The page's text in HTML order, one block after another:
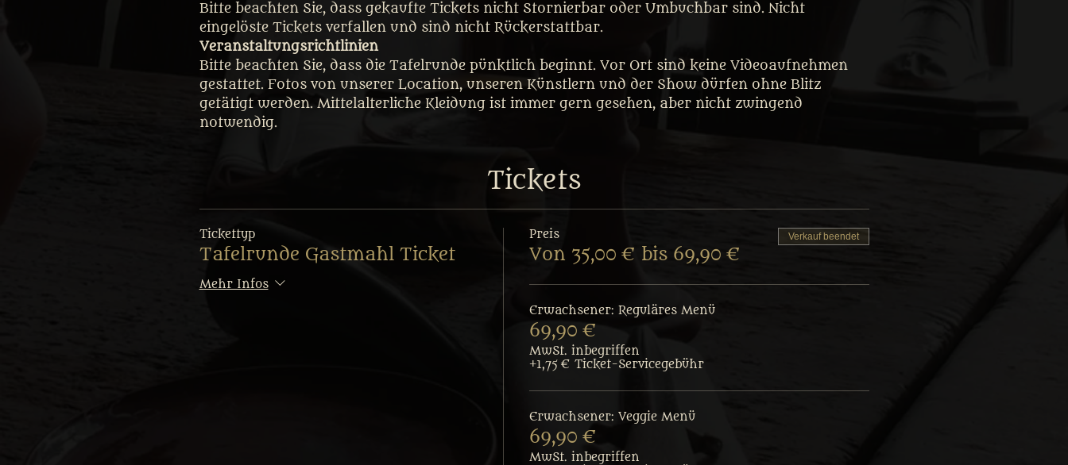
Bitte beachten Sie, dass gekaufte Tickets nicht Stornierbar oder Umbuchbar sind. Nicht
eingelöste Tickets verfallen und sind nicht Rückerstattbar.
Veranstaltungsrichtlinien
Bitte beachten Sie, dass die Tafelrunde pünktlich beginnt. Vor Ort sind keine Videoaufnehmen
gestattet. Fotos von unserer Location, unseren Künstlern und der Show dürfen ohne Blitz
getätigt werden. Mittelalterliche Kleidung ist immer gern gesehen, aber nicht zwingend
notwendig.
Tickets
Tickettyp
Tafelrunde Gastmahl Ticket
Mehr Infos
Preis
Von 35,00 € bis 69,90 €
Verkauf beendet
Erwachsener: Reguläres Menü
69,90 €
MwSt. inbegriffen
+1,75 € Ticket-Servicegebühr
Erwachsener: Veggie Menü
69,90 €
MwSt. inbegriffen